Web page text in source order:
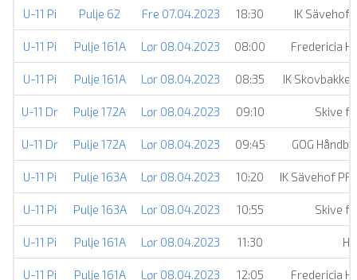
U-11 Pi Pulje 62 Fre 07.04.2023 18:30 IK Sävehof
U-11 Pi Pulje 161A Lør 08.04.2023 08:00 Fredericia
U-11 Pi Pulje 161A Lør 08.04.2023 08:35 IK
U-11 Dr Pulje 172A Lør 08.04.2023 09:10 Skive
U-11 Dr Pulje 172A Lør 08.04.2023 09:45 GOG
U-11 Pi Pulje 163A Lør 08.04.2023 10:20 IK Sävehof
U-11 Pi Pulje 163A Lør 08.04.2023 10:55 Skive
U-11 Pi Pulje 161A Lør 08.04.2023 11:30
U-11 Pi Pulje 161A Lør 08.04.2023 12:05 Fredericia